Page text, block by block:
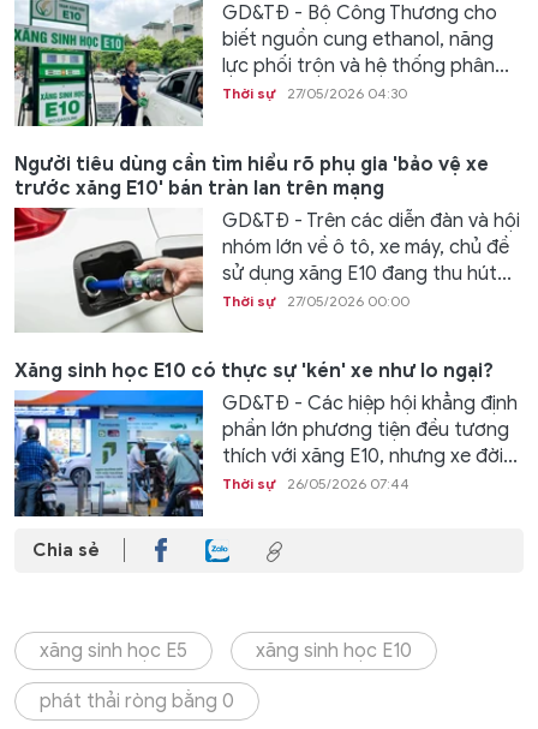
GD&TĐ - Bộ Công Thương cho
biết nguồn cung ethanol, năng
lực phối trộn và hệ thống phân...
Thời sự 27/05/2026 04:30
Người tiêu dùng cần tìm hiểu rõ phụ gia 'bảo vệ xe
trước xăng E10' bán tràn lan trên mạng
GD&TĐ - Trên các diễn đàn và hội
nhóm lớn về ô tô, xe máy, chủ đề
sử dụng xăng E10 đang thu hút...
Thời sự 27/05/2026 00:00
Xăng sinh học E10 có thực sự 'kén' xe như lo ngại?
GD&TĐ - Các hiệp hội khẳng định
phần lớn phương tiện đều tương
thích với xăng E10, nhưng xe đời...
Thời sự 26/05/2026 07:44
Chia sẻ
xăng sinh học E5 xăng sinh học E10
phát thải ròng bằng 0